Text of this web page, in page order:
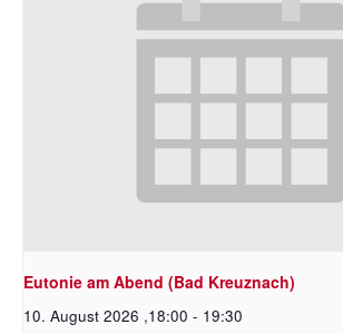
Eutonie am Abend (Bad Kreuznach)
10. August 2026 ,18:00 - 19:30